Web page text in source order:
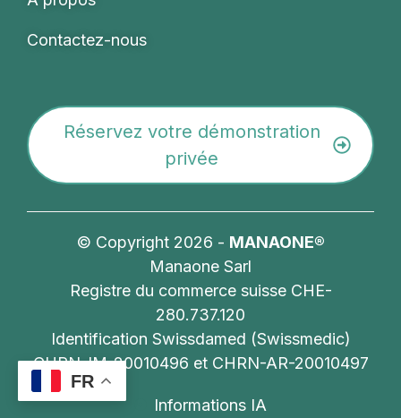
Contactez-nous
Réservez votre démonstration
privée
© Copyright 2026 - MANAONE®
Manaone Sarl
Registre du commerce suisse CHE-
280.737.120
Identification Swissdamed (Swissmedic)
CHRN-IM-20010496 et CHRN-AR-20010497
Informations IA
FR